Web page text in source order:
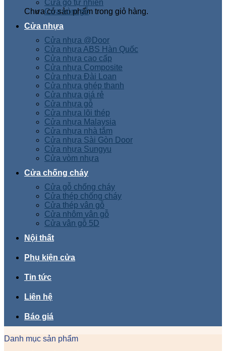
Chưa có sản phẩm trong giỏ hàng.
Cửa gỗ tự nhiên
Cửa vòm gỗ
Cửa nhựa
Cửa nhựa @Door
Cửa nhựa ABS Hàn Quốc
Cửa nhựa cao cấp
Cửa nhựa Composite
Cửa nhựa Đài Loan
Cửa nhựa ghép thanh
Cửa nhựa giá rẻ
Cửa nhựa gỗ
Cửa nhựa lõi thép
Cửa nhựa Malaysia
Cửa nhựa nhà tắm
Cửa nhựa Sài Gòn Door
Cửa nhựa Sungyu
Cửa vòm nhựa
Cửa chống cháy
Cửa gỗ chống cháy
Cửa thép chống cháy
Cửa thép vân gỗ
Cửa nhôm vân gỗ
Cửa vân gỗ 5D
Nội thất
Phụ kiện cửa
Tin tức
Liên hệ
Báo giá
Danh mục sản phẩm